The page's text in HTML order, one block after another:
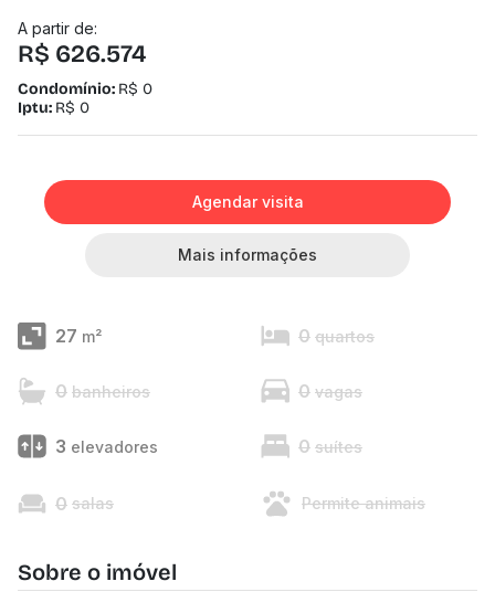
A partir de:
R$ 626.574
Condomínio: R$ 0
Iptu: R$ 0
Agendar visita
Mais informações
27 m² 0 quartos
0 banheiros 0 vagas
3 elevadores 0 suítes
0 salas Permite animais
Sobre o imóvel